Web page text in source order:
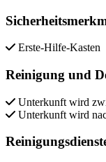
Erste-Hilfe-Kasten
Reinigung und
Unterkunft wird
Unterkunft wird